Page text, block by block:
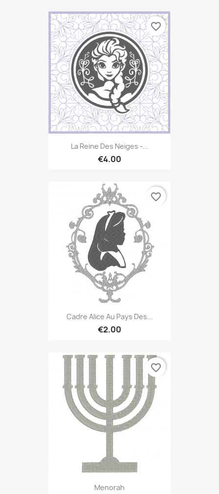
La Reine Des Neiges -...
€4.00
favorite_border
Cadre Alice Au Pays Des...
€2.00
favorite_border
Menorah
favorite_border